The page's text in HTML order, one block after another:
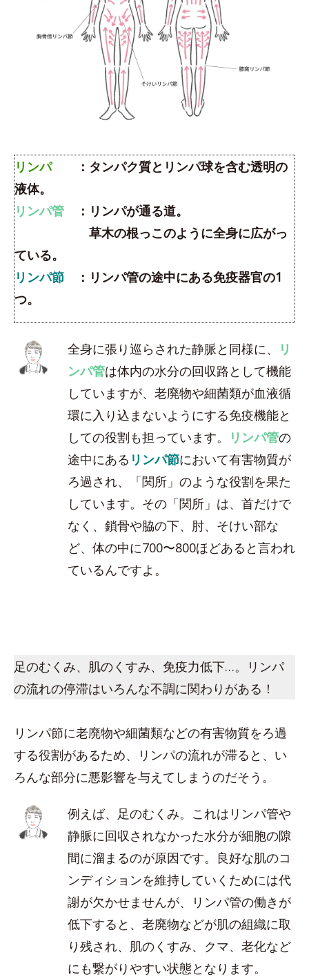
リンパ：タンパク質とリンパ球を含む透明の
液体。
リンパ管 ：リンパが通る道。
草木の根っこのように全身に広がっ
ている。
リンパ節 ：リンパ管の途中にある免疫器官の1
つ。
全身に張り巡らされた静脈と同様に、
リ
ンパ管は体内の水分の回収路として機能
していますが、老廃物や細菌類が血液循
環に入り込まないようにする免疫機能と
しての役割も担っています。
リンパ管の
途中にある リンパ節において有害物質が
ろ過され、「関所」のような役割を果た
しています。その「関所」は、首だけで
なく、鎖骨や脇の下、肘、そけい部な
ど、体の中に700〜800ほどあると言われ
ているんですよ。
足のむくみ、肌のくすみ、免疫力低下…。リンパ
の流れの停滞はいろんな不調に関わりがある！
リンパ節に老廃物や細菌類などの有害物質をろ過
する役割があるため、リンパの流れが滞ると、い
ろんな部分に悪影響を与えてしまうのだそう。
例えば、足のむくみ。これはリンパ管や
静脈に回収されなかった水分が細胞の隙
間に溜まるのが原因です。良好な肌のコ
ンディションを維持していくためには代
謝が欠かせませんが、リンパ管の働きが
低下すると、老廃物などが肌の組織に取
り残され、肌のくすみ、クマ、老化など
にも繋がりやすい状態となります。